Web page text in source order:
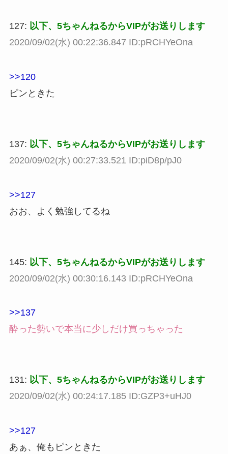
127: 以下、5ちゃんねるからVIPがお送りします
2020/09/02(水) 00:22:36.847 ID:pRCHYeOna
>>120
ピンときた
137: 以下、5ちゃんねるからVIPがお送りします
2020/09/02(水) 00:27:33.521 ID:piD8p/pJ0
>>127
おお、よく勉強してるね
145: 以下、5ちゃんねるからVIPがお送りします
2020/09/02(水) 00:30:16.143 ID:pRCHYeOna
>>137
酔った勢いで本当に少しだけ買っちゃった
131: 以下、5ちゃんねるからVIPがお送りします
2020/09/02(水) 00:24:17.185 ID:GZP3+uHJ0
>>127
あぁ、俺もピンときた